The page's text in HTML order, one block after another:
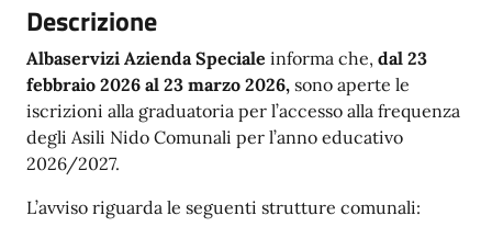
Descrizione
Albaservizi Azienda Speciale informa che, dal 23
febbraio 2026 al 23 marzo 2026, sono aperte le
iscrizioni alla graduatoria per l’accesso alla frequenza
degli Asili Nido Comunali per l’anno educativo
2026/2027.
L’avviso riguarda le seguenti strutture comunali: